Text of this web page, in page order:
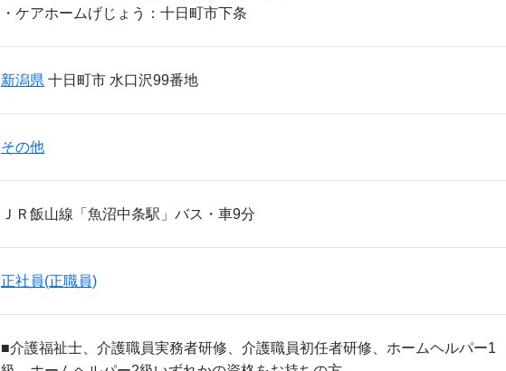
・ケアホームげじょう：十日町市下条
新潟県 十日町市 水口沢99番地
その他
ＪＲ飯山線「魚沼中条駅」バス・車9分
正社員(正職員)
■介護福祉士、介護職員実務者研修、介護職員初任者研修、ホームヘルパー1